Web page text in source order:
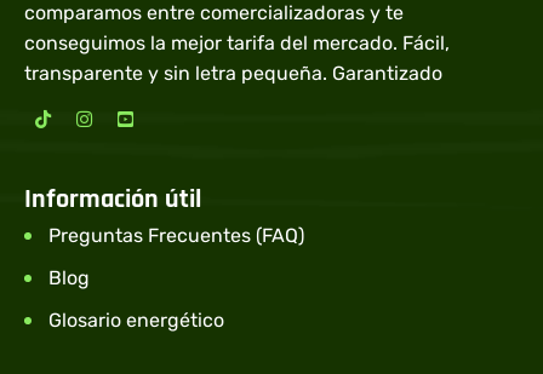
comparamos entre comercializadoras y te
conseguimos la mejor tarifa del mercado. Fácil,
transparente y sin letra pequeña. Garantizado
Información útil
Preguntas Frecuentes (FAQ)
Blog
Glosario energético